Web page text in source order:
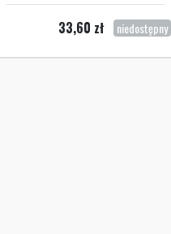
33,60 zł niedostępny